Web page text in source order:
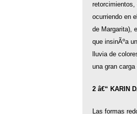
retorcimientos,
ocurriendo en
de Margarita),
que insinÃºa
lluvia de
una gran
2 â€“ KARIN
Las formas